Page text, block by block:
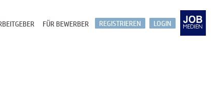
LOGIN
REGISTRIEREN
FÜR BEWERBER